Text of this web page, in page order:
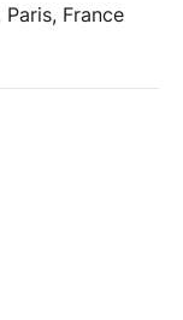
Paris, France